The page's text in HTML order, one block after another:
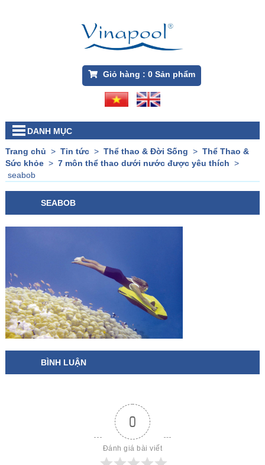
Giỏ hàng : 0Sản phẩm
DANH MỤC
Trang chủ > Tin tức> Thể thao & Đời Sống > Thể Thao &
Sức khỏe> 7 môn thể thao dưới nước được yêu thích >
seabob
SEABOB
BÌNH LUẬN
0
Đánh giá bài viết